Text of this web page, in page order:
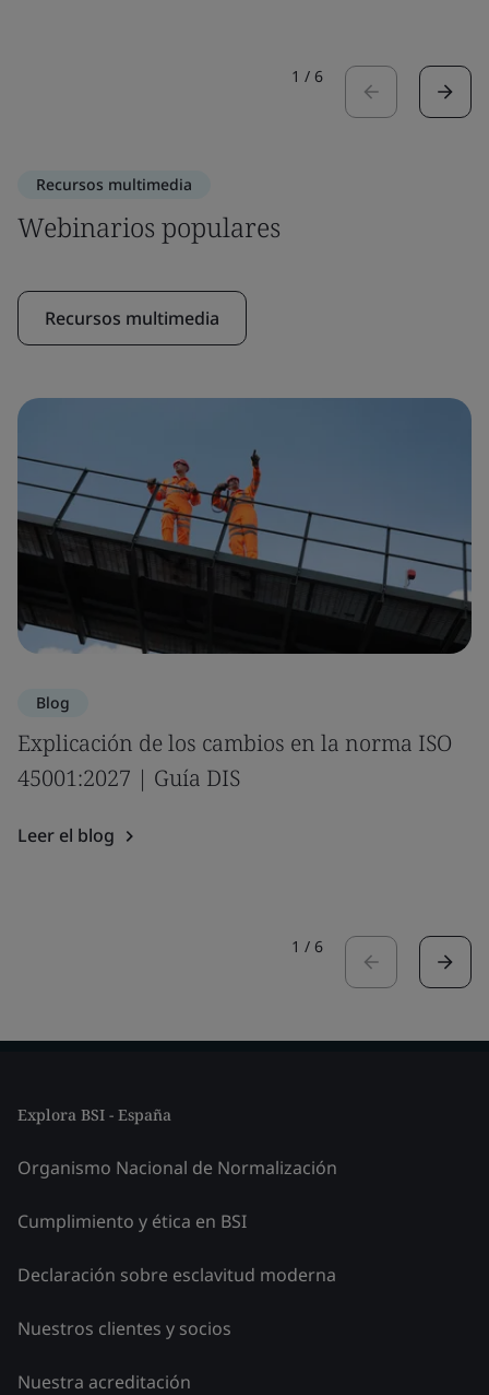
1 / 6
Recursos multimedia
Webinarios populares
Recursos multimedia
Blog
Explicación de los cambios en la norma ISO
45001:2027 | Guía DIS
Leer el blog
1 / 6
Explora BSI - España
Organismo Nacional de Normalización
Cumplimiento y ética en BSI
Declaración sobre esclavitud moderna
Nuestros clientes y socios
Nuestra acreditación